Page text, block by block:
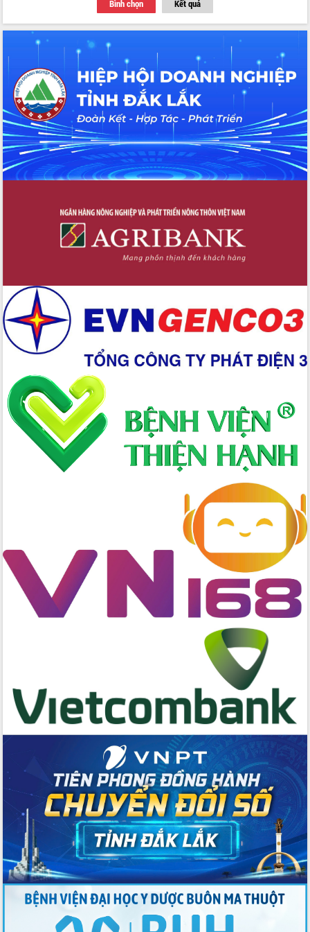
Thứ trưởng Bộ Y tế làm việc với tỉnh
Đắk Lắk về phát triển nhân lực y tế
cho trạm y tế cấp xã
Du lịch Đắk Lắk nâng tầm trải nghiệm
du khách thông qua Hệ thống cơ sở dữ
liệu và Bản đồ số
Tập huấn ứng dụng trí tuệ nhân tạo (AI)
trong thương mại điện tử năm 2026
Đoàn đại biểu Quốc hội tỉnh Đắk Lắk
trao đổi thông tin trước Kỳ họp thứ
nhất, Quốc hội khóa XVI
Quyết liệt cải cách hành chính, khơi
Nâng cao hiệu lực, hiệu quả HĐND
tỉnh thông qua hiện đại hóa hành chính
Xã Ea Phê gắn cải cách hành chính với
chuyển đổi số
Hồ Thị Nguyên Thảo làm việc tại Trung
tâm Phục vụ hành chính công xã Ea
Xây dựng nền hành chính số đồng
hành cùng nông dân dân, doanh nghiệp
Giai đoạn 2026-2030, Đắk Lắk phấn
đấu có 77% xã đạt chuẩn nông thôn
mới
Chuyển đổi số 'mở đường' cho nông
nghiệp Đắk Lắk tăng trưởng bứt phá
Triển khai đồng bộ đo đạc, lập hồ sơ
địa chính, hoàn thiện cơ sở dữ liệu đất
Đắk Lắk đẩy mạnh nuôi biển công
nghệ, hướng tới phát triển thủy sản
bền vững
Tập huấn nâng cao năng lực triển khai
chuyển đổi số cho cán bộ, công chức
Đẩy mạnh cải cách hành chính, quyết
tâm đạt được mục tiêu tăng trưởng
hai con số trong năm 2026
Tổ chức trang trọng Lễ hội Đền thờ
Lương Văn Chánh năm 2026
Phó Bí thư Tỉnh ủy Đắk Lắk Đỗ Hữu
Huy giữ chức Bí thư Đảng ủy Ủy Ban
Nhân dân tỉnh
Bệnh án điện tử thúc đẩy chuyển đổi
số y tế tại Đắk Lắk
Chuyển đổi số thư viện: Mở rộng
không gian tri thức trong thời đại số
Đánh giá, rút kinh nghiệm công tác tổ
chức diễn tập trước ngày bầu cử
Chương trình “Gặp gỡ hữu nghị –
Friendship Meeting New Year 2026”
Bình chọn Kết quả